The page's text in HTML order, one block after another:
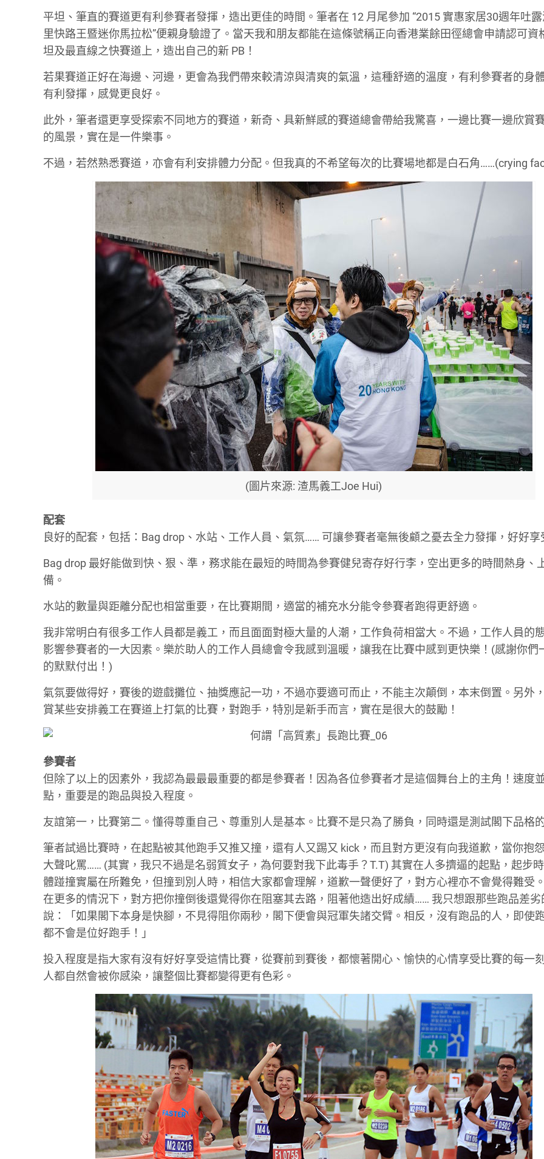
平坦、筆直的賽道更有利參賽者發揮，造出更佳的時間。筆者在 12 月尾參加 “2015 實惠家居30週年吐
里快路王暨迷你馬拉松”便親身驗證了。當天我和朋友都能在這條號稱正向香港業餘田徑總會申請認可資
坦及最直線之快賽道上，造出自己的新 PB！
若果賽道正好在海邊、河邊，更會為我們帶來較清涼與清爽的氣溫，這種舒適的溫度，有利參賽者的身
有利發揮，感覺更良好。
此外，筆者還更享受探索不同地方的賽道，新奇、具新鮮感的賽道總會帶給我驚喜，一邊比賽一邊欣賞
的風景，實在是一件樂事。
不過，若然熟悉賽道，亦會有利安排體力分配。但我真的不希望每次的比賽場地都是白石角……(crying
(圖片來源: 渣馬義工Joe Hui)
配套
良好的配套，包括：Bag drop、水站、工作人員、氣氛…… 可讓參賽者毫無後顧之憂去全力發揮，好好享
Bag drop 最好能做到快、狠、準，務求能在最短的時間為參賽健兒寄存好行李，空出更多的時間熱身、
備。
水站的數量與距離分配也相當重要，在比賽期間，適當的補充水分能令參賽者跑得更舒適。
我非常明白有很多工作人員都是義工，而且面面對極大量的人潮，工作負荷相當大。不過，工作人員的
影響參賽者的一大因素。樂於助人的工作人員總會令我感到溫暖，讓我在比賽中感到更快樂！(感謝你們
的默默付出！)
氣氛要做得好，賽後的遊戲攤位、抽獎應記一功，不過亦要適可而止，不能主次顛倒，本末倒置。另外
賞某些安排義工在賽道上打氣的比賽，對跑手，特別是新手而言，實在是很大的鼓勵！
參賽者
但除了以上的因素外，我認為最最最重要的都是參賽者！因為各位參賽者才是這個舞台上的主角！速度
點，重要是的跑品與投入程度。
友誼第一，比賽第二。懂得尊重自己、尊重別人是基本。比賽不是只為了勝負，同時還是測試閣下品格
筆者試過比賽時，在起點被其他跑手又推又撞，還有人又踢又 kick，而且對方更沒有向我道歉，當你抱
大聲叱罵…… (其實，我只不過是名弱質女子，為何要對我下此毒手？T.T) 其實在人多擠逼的起點，起步
體踫撞實屬在所難免，但撞到別人時，相信大家都會理解，道歉一聲便好了，對方心裡亦不會覺得難受
在更多的情況下，對方把你撞倒後還覺得你在阻塞其去路，阻著他造出好成績…… 我只想跟那些跑品差劣
說：「如果閣下本身是快腳，不見得阻你兩秒，閣下便會與冠軍失諸交臂。相反，沒有跑品的人，即使
都不會是位好跑手！」
投入程度是指大家有沒有好好享受這情比賽，從賽前到賽後，都懷著開心、愉快的心情享受比賽的每一
人都自然會被你感染，讓整個比賽都變得更有色彩。